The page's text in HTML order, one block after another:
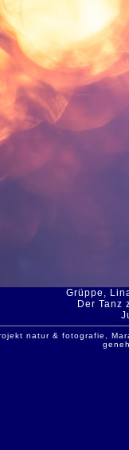
Grüppe,
Der Tanz
natur & fotografie,